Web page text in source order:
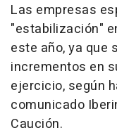
Las empresas
"estabilización"
este año, ya que
incrementos en
ejercicio, según
comunicado
Caución.